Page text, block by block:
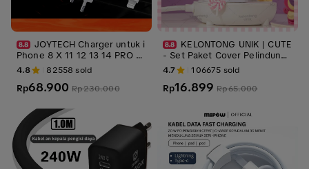
JOYTECH Charger untuk i
Phone 8 X 11 12 13 14 PRO M
AX USB-C to Lightning Fast C
harging Set Adaptor Kabel C
harger
4.8 82558 sold
Rp68.900 Rp230.000
KELONTONG UNIK | CUTE
- Set Paket Cover Pelindung
Kepala & Kabel Charger Spira
l / Cable Set Protector - Com
patible for iPhone Rapatech
g Vivo ,CPSC
4.7 106675 sold
Rp16.899 Rp65.000